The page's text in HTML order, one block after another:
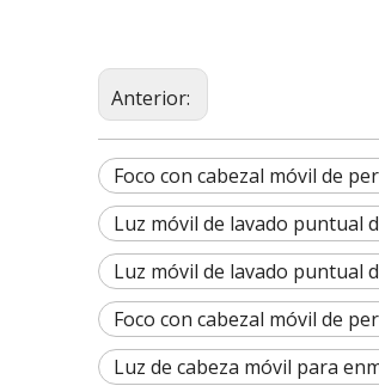
Anterior:
Foco con cabezal móvil de
Luz móvil de lavado puntual
Luz móvil de lavado puntual
Foco con cabezal móvil de
Luz de cabeza móvil para